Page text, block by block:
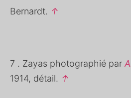
Bernardt. ↑
7 . Zayas photographié par
1914, détail. ↑